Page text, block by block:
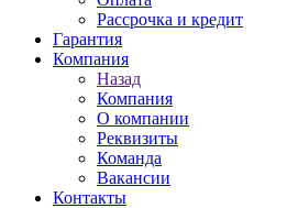
Рассрочка и кредит
Гарантия
Компания
Назад
Компания
О компании
Реквизиты
Команда
Вакансии
Контакты